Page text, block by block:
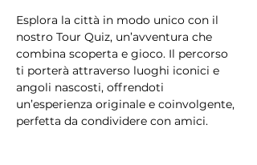
Esplora la città in modo unico con il
nostro Tour Quiz, un’avventura che
combina scoperta e gioco. Il percorso
ti porterà attraverso luoghi iconici e
angoli nascosti, offrendoti
un’esperienza originale e coinvolgente,
perfetta da condividere con amici.